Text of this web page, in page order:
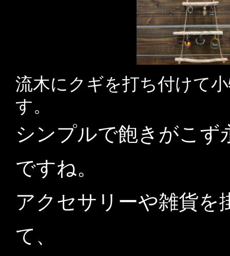
流木にクギを打ち付けて
す。
シンプルで飽きがこず
ですね。
アクセサリーや雑貨を
て、